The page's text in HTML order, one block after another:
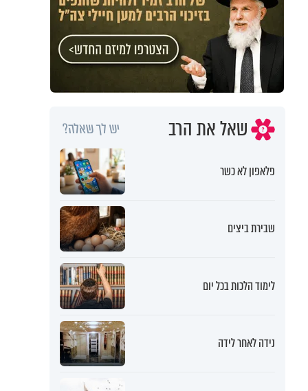
שאל את הרב יש לך שאלה?
פלאפון לא כשר
שבירת ביצים
לימוד הלכות בכל יום
נידה לאחר לידה